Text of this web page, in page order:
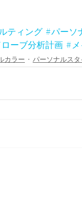
ティング #パーソ
ーブ分析計画 #メ
カラー パーソナルス